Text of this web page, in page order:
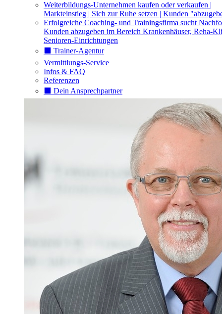
Weiterbildungs-Unternehmen kaufen oder verkaufen |
Markteinstieg | Sich zur Ruhe setzen | Kunden
Erfolgreiche Coaching- und Trainingsfirma sucht
Kunden abzugeben im Bereich Krankenhäuser, Reha-
Senioren-Einrichtungen
⬛️ Trainer-Agentur
Vermittlungs-Service
Infos & FAQ
Referenzen
⬛️ Dein Ansprechpartner